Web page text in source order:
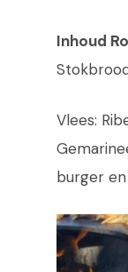
Inhoud
Vlees:
burger